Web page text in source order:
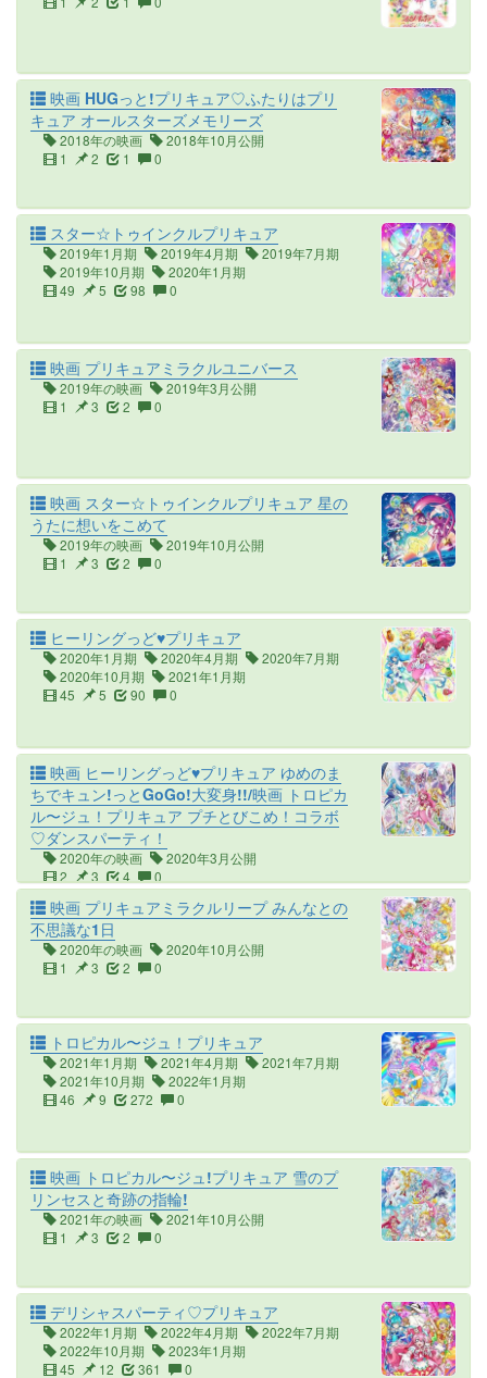
映画 HUGっと!プリキュア♡ふたりはプリ
キュア オールスターズメモリーズ
2018年の映画
2018年10月公開
1
2 1 0
スター☆トゥインクルプリキュア
2019年1月期 2019年4月期
2019年7月期
2019年10月期
2020年1月期
49
5 98 0
映画 プリキュアミラクルユニバース
2019年の映画
2019年3月公開
1
3 2 0
映画 スター☆トゥインクルプリキュア 星の
うたに想いをこめて
2019年の映画
2019年10月公開
1
3 2 0
ヒーリングっど♥プリキュア
2020年1月期 2020年4月期
2020年7月期
2020年10月期
2021年1月期
45
5 90 0
映画 ヒーリングっど♥プリキュア ゆめのま
ちでキュン!っとGoGo!大変身!!/映画 トロピカ
ル〜ジュ！プリキュア プチとびこめ！コラボ
♡ダンスパーティ！
2020年の映画
2020年3月公開
2
3 4 0
映画 プリキュアミラクルリープ みんなとの
不思議な1日
2020年の映画
2020年10月公開
1
3 2 0
トロピカル〜ジュ！プリキュア
2021年1月期 2021年4月期
2021年7月期
2021年10月期
2022年1月期
46
9 272 0
映画 トロピカル〜ジュ!プリキュア 雪のプ
リンセスと奇跡の指輪!
2021年の映画
2021年10月公開
1
3 2 0
デリシャスパーティ♡プリキュア
2022年1月期 2022年4月期
2022年7月期
2022年10月期
2023年1月期
45
12 361 0